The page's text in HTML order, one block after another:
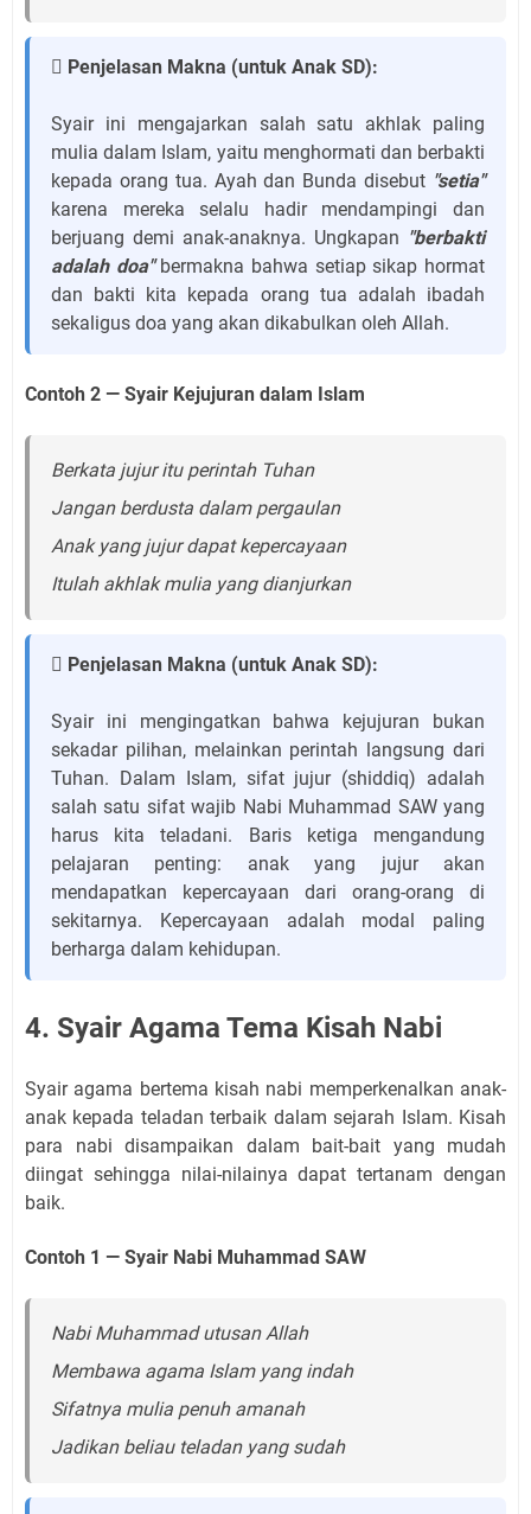
 Penjelasan Makna (untuk Anak SD):
Syair ini mengajarkan salah satu akhlak paling
mulia dalam Islam, yaitu menghormati dan berbakti
kepada orang tua. Ayah dan Bunda disebut "setia"
karena mereka selalu hadir mendampingi dan
berjuang demi anak-anaknya. Ungkapan "berbakti
adalah doa"bermakna bahwa setiap sikap hormat
dan bakti kita kepada orang tua adalah ibadah
sekaligus doa yang akan dikabulkan oleh Allah.
Contoh 2 — Syair Kejujuran dalam Islam
Berkata jujur itu perintah Tuhan
Jangan berdusta dalam pergaulan
Anak yang jujur dapat kepercayaan
Itulah akhlak mulia yang dianjurkan
 Penjelasan Makna (untuk Anak SD):
Syair ini mengingatkan bahwa kejujuran bukan
sekadar pilihan, melainkan perintah langsung dari
Tuhan. Dalam Islam, sifat jujur (shiddiq) adalah
salah satu sifat wajib Nabi Muhammad SAW yang
harus kita teladani. Baris ketiga mengandung
pelajaran penting: anak yang jujur akan
mendapatkan kepercayaan dari orang-orang di
sekitarnya. Kepercayaan adalah modal paling
berharga dalam kehidupan.
4. Syair Agama Tema Kisah Nabi
Syair agama bertema kisah nabi memperkenalkan anak-
anak kepada teladan terbaik dalam sejarah Islam. Kisah
para nabi disampaikan dalam bait-bait yang mudah
diingat sehingga nilai-nilainya dapat tertanam dengan
baik.
Contoh 1 — Syair Nabi Muhammad SAW
Nabi Muhammad utusan Allah
Membawa agama Islam yang indah
Sifatnya mulia penuh amanah
Jadikan beliau teladan yang sudah